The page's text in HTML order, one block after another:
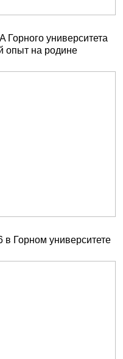
Горного университета
опыт на родине
Горном университете